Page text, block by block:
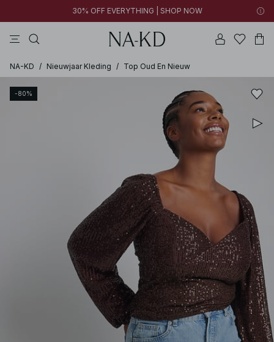
30% OFF EVERYTHING | SHOP NOW
NA-KD / Nieuwjaar Kleding / Top Oud En Nieuw
-80%